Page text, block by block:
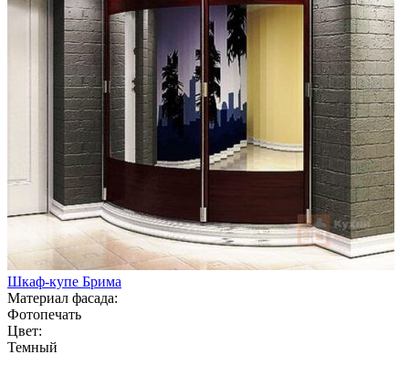
Шкаф-купе Брима
Материал фасада:
Фотопечать
Цвет:
Темный